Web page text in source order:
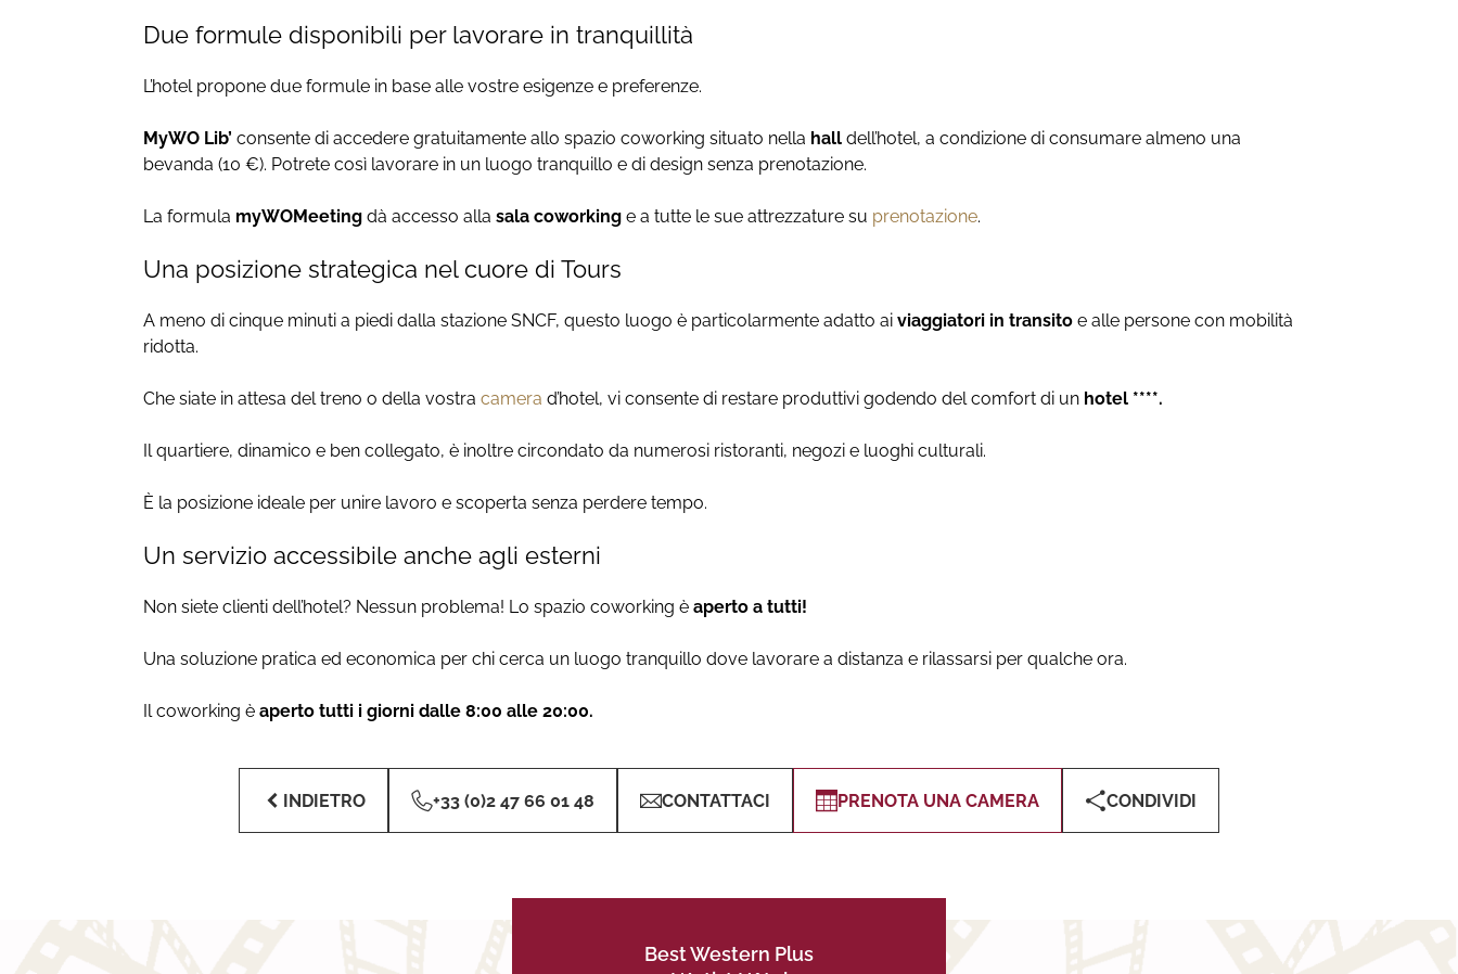
Due formule disponibili per lavorare in tranquillità
L’hotel propone due formule in base alle vostre esigenze e preferenze.
MyWO Lib’ consente di accedere gratuitamente allo spazio coworking situato nella hall dell’hotel, a condizione di consumare almeno una
bevanda (10 €). Potrete così lavorare in un luogo tranquillo e di design senza prenotazione.
La formula myWOMeeting dà accesso alla sala coworking e a tutte le sue attrezzature su prenotazione.
Una posizione strategica nel cuore di Tours
A meno di cinque minuti a piedi dalla stazione SNCF, questo luogo è particolarmente adatto ai viaggiatori in transito e alle persone con mobilità
ridotta.
Che siate in attesa del treno o della vostra camera d’hotel, vi consente di restare produttivi godendo del comfort di un hotel ****.
Il quartiere, dinamico e ben collegato, è inoltre circondato da numerosi ristoranti, negozi e luoghi culturali.
È la posizione ideale per unire lavoro e scoperta senza perdere tempo.
Un servizio accessibile anche agli esterni
Non siete clienti dell’hotel? Nessun problema! Lo spazio coworking è aperto a tutti!
Una soluzione pratica ed economica per chi cerca un luogo tranquillo dove lavorare a distanza e rilassarsi per qualche ora.
Il coworking è aperto tutti i giorni dalle 8:00 alle 20:00.
INDIETRO +33 (0)2 47 66 01 48 CONTATTACI PRENOTA UNA CAMERA CONDIVIDI
Best Western Plus